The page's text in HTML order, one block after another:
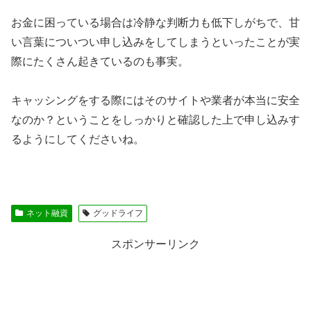
お金に困っている場合は冷静な判断力も低下しがちで、甘
い言葉についつい申し込みをしてしまうといったことが実
際にたくさん起きているのも事実。
キャッシングをする際にはそのサイトや業者が本当に安全
なのか？ということをしっかりと確認した上で申し込みす
るようにしてくださいね。
ネット融資 グッドライフ
スポンサーリンク